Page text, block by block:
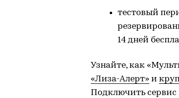
тестовый
14 дней
Узнайте, как
«Лиза-Алерт» и
Подключить